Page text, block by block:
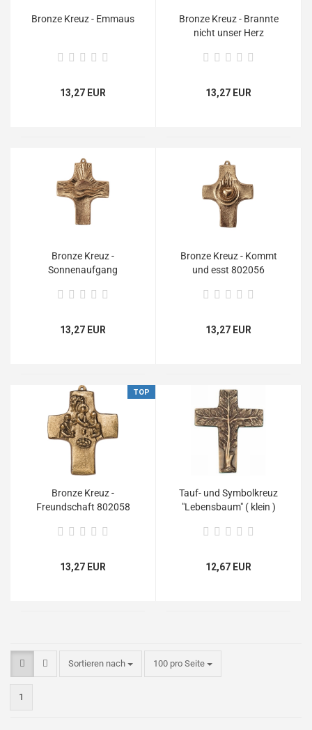
Bronze Kreuz - Emmaus
13,27 EUR
Bronze Kreuz - Brannte
nicht unser Herz
13,27 EUR
Bronze Kreuz -
Sonnenaufgang
13,27 EUR
Bronze Kreuz - Kommt
und esst 802056
13,27 EUR
TOP
Bronze Kreuz -
Freundschaft 802058
13,27 EUR
Tauf- und Symbolkreuz
"Lebensbaum" ( klein )
12,67 EUR
Sortieren nach 100 pro Seite
1